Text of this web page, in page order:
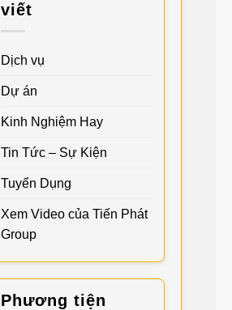
viết
Dịch vụ
Dự án
Kinh Nghiệm Hay
Tin Tức – Sự Kiện
Tuyển Dụng
Xem Video của Tiến Phát
Group
Phương tiện